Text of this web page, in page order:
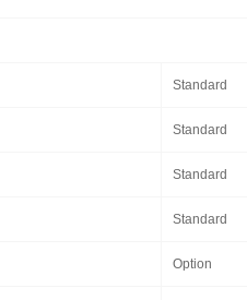
Standard
Standard
Standard
Standard
Option